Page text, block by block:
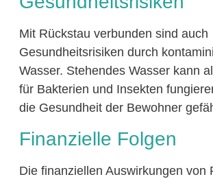
Mit Rückstau verbunden sind auch
Gesundheitsrisiken durch
Wasser. Stehendes Wasser kann
für Bakterien und Insekten
die Gesundheit der Bewohner
Finanzielle Folgen
Die finanziellen Auswirkungen von